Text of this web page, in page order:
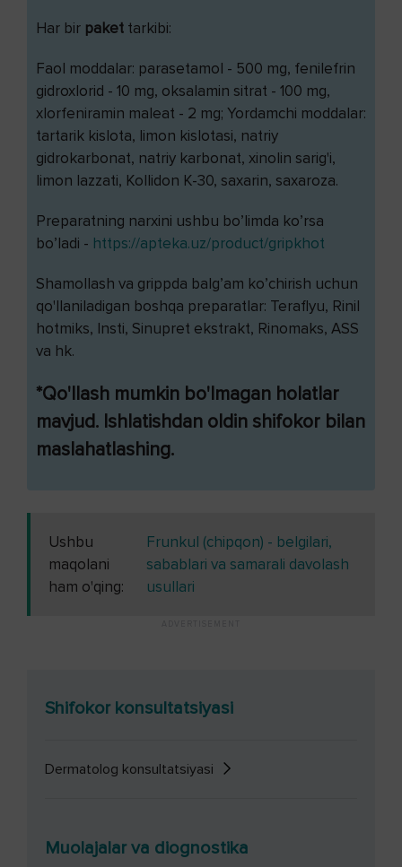
Har bir paket tarkibi:
Faol moddalar: parasetamol - 500 mg, fenilefrin
gidroxlorid - 10 mg, oksalamin sitrat - 100 mg,
xlorfeniramin maleat - 2 mg; Yordamchi moddalar:
tartarik kislota, limon kislotasi, natriy
gidrokarbonat, natriy karbonat, xinolin sarig'i,
limon lazzati, Kollidon K-30, saxarin, saxaroza.
Preparatning narxini ushbu bo’limda ko’rsa
bo’ladi - https://apteka.uz/product/gripkhot
Shamollash va grippda balg’am ko’chirish uchun
qo'llaniladigan boshqa preparatlar: Teraflyu, Rinil
hotmiks, Insti, Sinupret ekstrakt, Rinomaks, ASS
va hk.
*Qo'llash mumkin bo'lmagan holatlar
mavjud. Ishlatishdan oldin shifokor bilan
maslahatlashing.
Ushbu
maqolani
ham o'qing:
Frunkul (chipqon) - belgilari,
sabablari va samarali davolash
usullari
Shifokor konsultatsiyasi
Dermatolog konsultatsiyasi
Muolajalar va diognostika